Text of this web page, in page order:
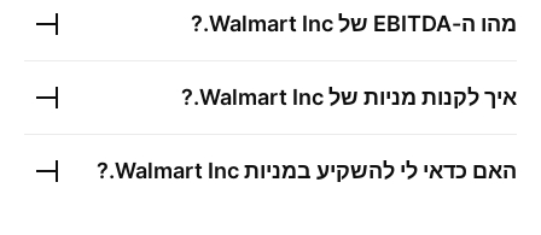
מהו ה-EBITDA של Walmart Inc.
?
איך לקנות מניות שלWalmart Inc.
?
האם כדאי לי להשקיע במניותWalmart Inc.
?